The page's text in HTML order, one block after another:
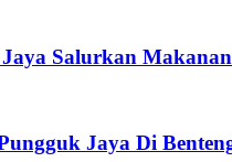
Salurkan
Jaya Di